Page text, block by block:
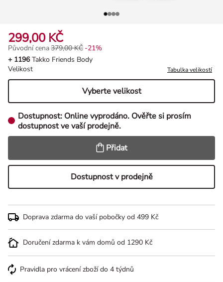
299,00 KČ
Původní cena 379,00 Kč, Sleva -21%
Původní cena379,00 KČ -21%
+ 1196Takko Friends Body
Velikost
Tabulka velikostí
Vyberte velikost
Dostupnost: Online vyprodáno. Ověřte si prosím
dostupnost ve vaší prodejně.
Přidat
Dostupnost v prodejně
Doprava zdarma do vaší pobočky od 499 Kč
Doručení zdarma k vám domů od 1290 Kč
Pravidla pro vrácení zboží do 4 týdnů